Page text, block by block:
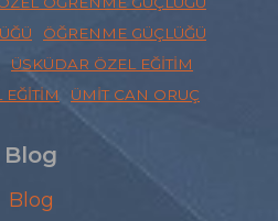
ÖĞRENME GÜÇLÜĞÜ
ÜSKÜDAR ÖZEL EĞITIM
EĞITIM ÜMIT CAN ORUÇ
Blog
Blog